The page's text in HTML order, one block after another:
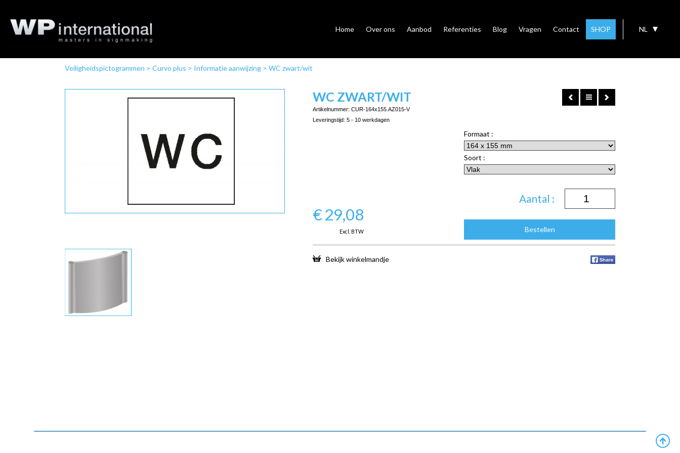
NL
Home Over ons Aanbod Referenties Blog Vragen Contact SHOP
Veiligheidspictogrammen > Curvo plus > Informatie aanwijzing> WC zwart/wit
WC ZWART/WIT
Artikelnummer: CUR-164x155.AZ015-V
Leveringstijd: 5 - 10 werkdagen
€29,08
Excl. BTW
Formaat :
Soort :
Aantal :
Bestellen
Bekijk winkelmandje